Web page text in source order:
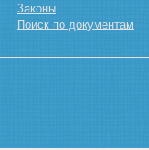
Законы
Поиск по документам